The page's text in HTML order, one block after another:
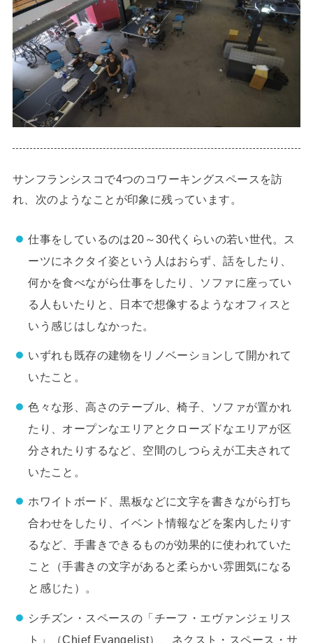
サンフランシスコで4つのコワーキングスペースを訪
れ、次のようなことが印象に残っています。
仕事をしているのは20～30代くらいの若い世代。ス
ーツにネクタイ姿という人はおらず、話をしたり、
何かを食べながら仕事をしたり、ソファに座ってい
る人もいたりと、日本で想像するようなオフィスと
いう感じはしなかった。
いずれも既存の建物をリノベーションして開かれて
いたこと。
色々な形、高さのテーブル、椅子、ソファが置かれ
たり、オープンなエリアとクローズドなエリアが区
分されたりするなど、空間のしつらえが工夫されて
いたこと。
ホワイトボード、黒板などに文字を書きながら打ち
合わせをしたり、イベント情報などを案内したりす
るなど、手書きできるものが効果的に使われていた
こと（手書きの文字があると柔らかい雰囲気になる
と感じた）。
シチズン・スペースの「チーフ・エヴァンジェリス
ト」（Chief Evangelist）、ネクスト・スペース・サ